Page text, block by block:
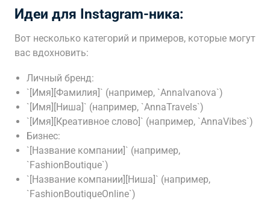
Идеи для Instagram-ника:
Вот несколько категорий и примеров, которые могут
вас вдохновить:
Личный бренд:
`[Имя][Фамилия]` (например, `AnnaIvanova`)
`[Имя][Ниша]` (например, `AnnaTravels`)
`[Имя][Креативное слово]` (например, `AnnaVibes`)
Бизнес:
`[Название компании]` (например,
`FashionBoutique`)
`[Название компании][Ниша]` (например,
`FashionBoutiqueOnline`)